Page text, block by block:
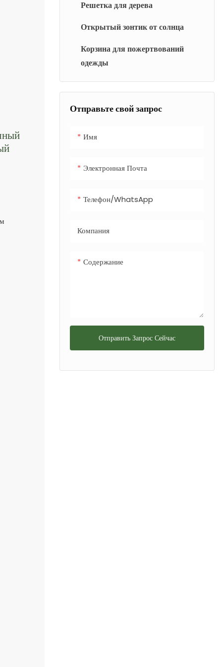
и компактные
комфорт в местах с
проходимостью.
Решетка для дерева
Открытый зонтик от солнца
Корзина для пожертвований
одежды
Отправьте свой запрос
Имя
Электронная Почта
Телефон/WhatsApp
Компания
Содержание
Отправить Запрос Сейчас